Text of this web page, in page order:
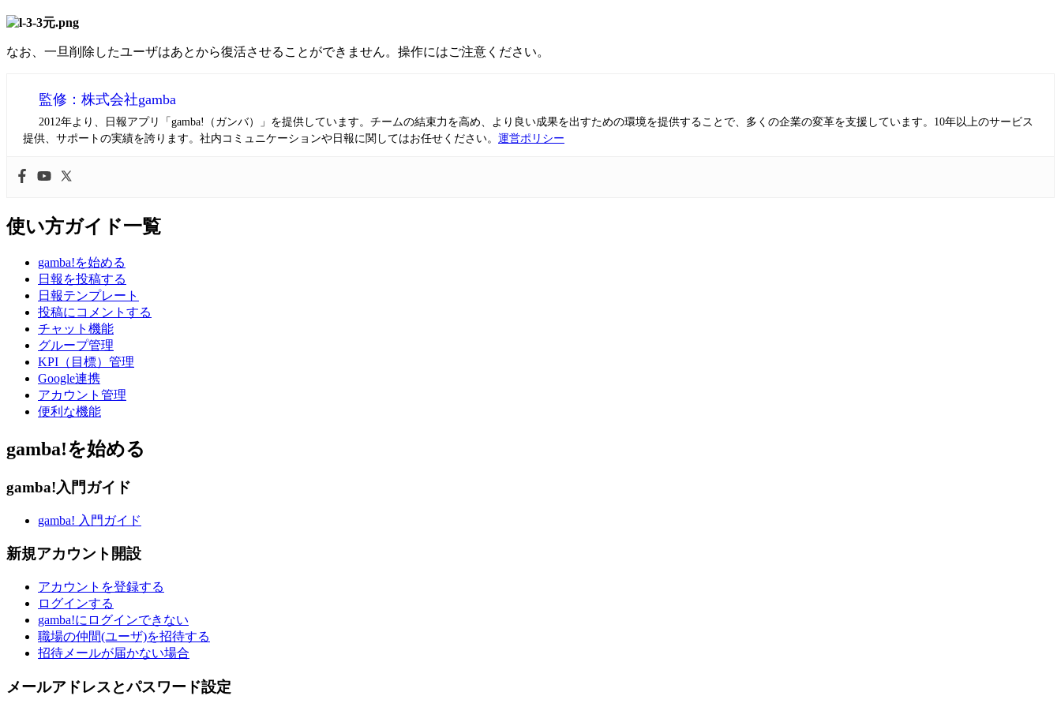
なお、一旦削除したユーザはあとから復活させることができません。操作にはご注意ください。
監修：株式会社gamba
2012年より、日報アプリ「gamba!（ガンバ）」を提供しています。チームの結束力を高め、より良い成果を出すための環境を提供することで、多くの企業の変革を支援しています。10年以上のサービス
提供、サポートの実績を誇ります。社内コミュニケーションや日報に関してはお任せください。 運営ポリシー
使い方ガイド一覧
gamba!を始める
日報を投稿する
日報テンプレート
投稿にコメントする
チャット機能
グループ管理
KPI（目標）管理
Google連携
アカウント管理
便利な機能
gamba!を始める
gamba!入門ガイド
gamba! 入門ガイド
新規アカウント開設
アカウントを登録する
ログインする
gamba!にログインできない
職場の仲間(ユーザ)を招待する
招待メールが届かない場合
メールアドレスとパスワード設定